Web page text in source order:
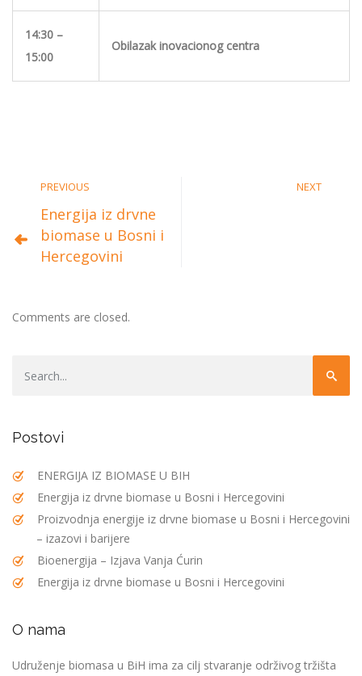
14:30 –
15:00
Obilazak inovacionog centra
PREVIOUS
Energija iz drvne
biomase u Bosni i
Hercegovini
NEXT
Comments are closed.
Postovi
ENERGIJA IZ BIOMASE U BIH
Energija iz drvne biomase u Bosni i Hercegovini
Proizvodnja energije iz drvne biomase u Bosni i Hercegovini
– izazovi i barijere
Bioenergija – Izjava Vanja Ćurin
Energija iz drvne biomase u Bosni i Hercegovini
O nama
Udruženje biomasa u BiH ima za cilj stvaranje održivog tržišta